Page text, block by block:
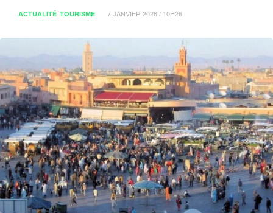
ACTUALITÉ TOURISME 7 JANVIER 2026 / 10H26